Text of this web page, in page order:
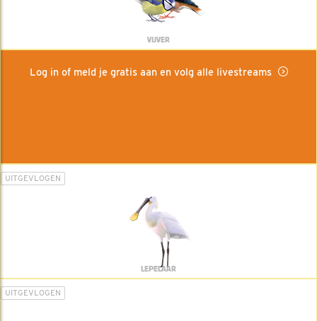
VIJVER
Log in of meld je gratis aan en volg alle livestreams
UITGEVLOGEN
LEPELAAR
UITGEVLOGEN